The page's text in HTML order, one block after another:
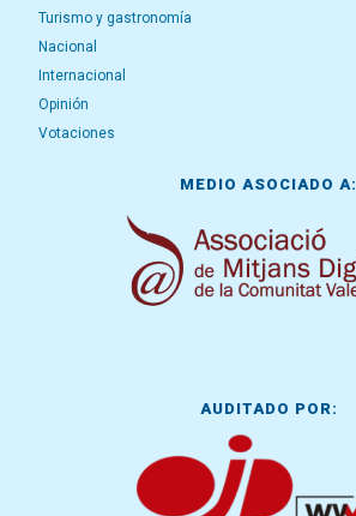
Turismo y gastronomía
Nacional
Internacional
Opinión
Votaciones
MEDIO ASOCIADO A:
AUDITADO POR: